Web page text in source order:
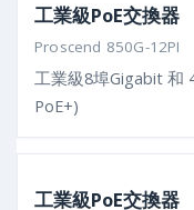
工業級PoE交換器
Proscend 850G-12PI
工業級8埠Gigabit 和
PoE+)
工業級PoE交換器